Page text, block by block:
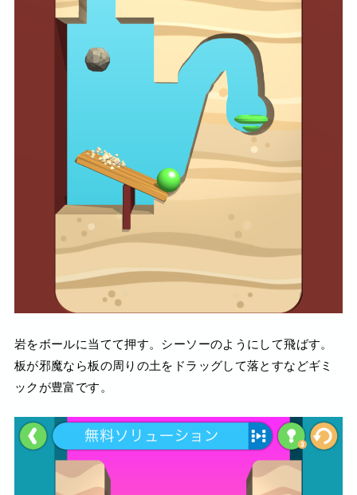
岩をボールに当てて押す。シーソーのようにして飛ばす。
板が邪魔なら板の周りの土をドラッグして落とすなどギミ
ックが豊富です。